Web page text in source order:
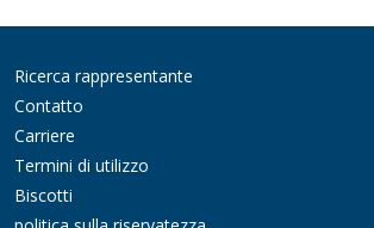
Ricerca rappresentante
Contatto
Carriere
Termini di utilizzo
Biscotti